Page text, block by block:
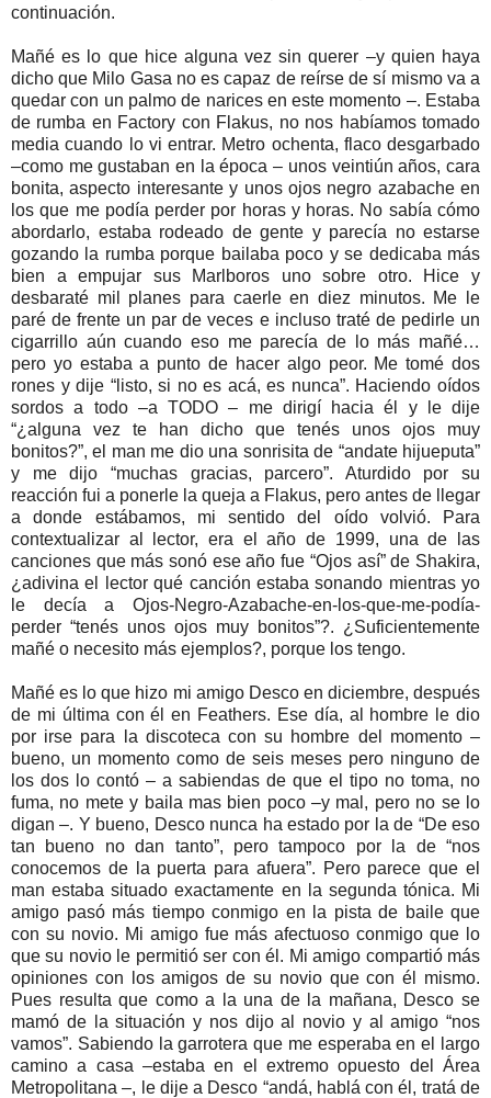
continuación.
Mañé es lo que hice alguna vez sin querer –y quien haya
dicho que Milo Gasa no es capaz de reírse de sí mismo va a
quedar con un palmo de narices en este momento –. Estaba
de rumba en Factory con Flakus, no nos habíamos tomado
media cuando lo vi entrar. Metro ochenta, flaco desgarbado
–como me gustaban en la época – unos veintiún años, cara
bonita, aspecto interesante y unos ojos negro azabache en
los que me podía perder por horas y horas. No sabía cómo
abordarlo, estaba rodeado de gente y parecía no estarse
gozando la rumba porque bailaba poco y se dedicaba más
bien a empujar sus Marlboros uno sobre otro. Hice y
desbaraté mil planes para caerle en diez minutos. Me le
paré de frente un par de veces e incluso traté de pedirle un
cigarrillo aún cuando eso me parecía de lo más mañé…
pero yo estaba a punto de hacer algo peor. Me tomé dos
rones y dije “listo, si no es acá, es nunca”. Haciendo oídos
sordos a todo –a TODO – me dirigí hacia él y le dije
“¿alguna vez te han dicho que tenés unos ojos muy
bonitos?”, el man me dio una sonrisita de “andate hijueputa”
y me dijo “muchas gracias, parcero”. Aturdido por su
reacción fui a ponerle la queja a Flakus, pero antes de llegar
a donde estábamos, mi sentido del oído volvió. Para
contextualizar al lector, era el año de 1999, una de las
canciones que más sonó ese año fue “Ojos así” de Shakira,
¿adivina el lector qué canción estaba sonando mientras yo
le decía a Ojos-Negro-Azabache-en-los-que-me-podía-
perder “tenés unos ojos muy bonitos”?. ¿Suficientemente
mañé o necesito más ejemplos?, porque los tengo.
Mañé es lo que hizo mi amigo Desco en diciembre, después
de mi última con él en Feathers. Ese día, al hombre le dio
por irse para la discoteca con su hombre del momento –
bueno, un momento como de seis meses pero ninguno de
los dos lo contó – a sabiendas de que el tipo no toma, no
fuma, no mete y baila mas bien poco –y mal, pero no se lo
digan –. Y bueno, Desco nunca ha estado por la de “De eso
tan bueno no dan tanto”, pero tampoco por la de “nos
conocemos de la puerta para afuera”. Pero parece que el
man estaba situado exactamente en la segunda tónica. Mi
amigo pasó más tiempo conmigo en la pista de baile que
con su novio. Mi amigo fue más afectuoso conmigo que lo
que su novio le permitió ser con él. Mi amigo compartió más
opiniones con los amigos de su novio que con él mismo.
Pues resulta que como a la una de la mañana, Desco se
mamó de la situación y nos dijo al novio y al amigo “nos
vamos”. Sabiendo la garrotera que me esperaba en el largo
camino a casa –estaba en el extremo opuesto del Área
Metropolitana –, le dije a Desco “andá, hablá con él, tratá de